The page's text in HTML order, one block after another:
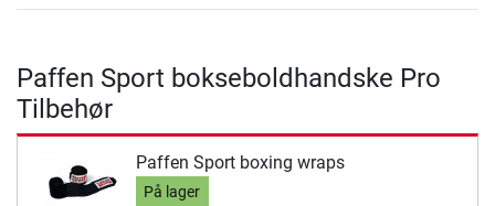
Paffen Sport bokseboldhandske Pro
Tilbehør
Paffen Sport boxing wraps
På lager